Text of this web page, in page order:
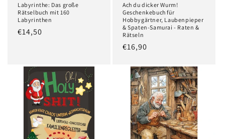
Labyrinthe: Das große
Rätselbuch mit 160
Labyrinthen
Normaler
€14,50
Ach du dicker Wurm!
Geschenkebuch für
Hobbygärtner, Laubenpieper
& Spaten-Samurai - Raten &
Rätseln
Normaler
€16,90